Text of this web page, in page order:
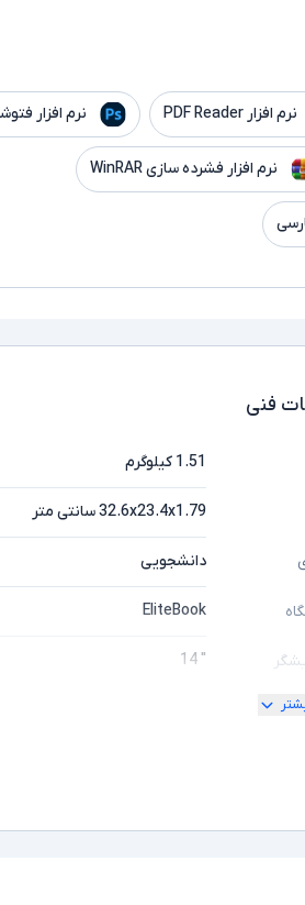
نرم افزار PDF Reader نرم افزار
نرم افزار فشرده سازی WinRAR
فنی
1.51 کیلوگرم
32.6x23.4x1.79 سانتی متر
دانشجویی
EliteBook
" 14